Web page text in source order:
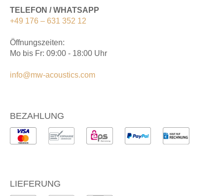
TELEFON / WHATSAPP
+49 176 – 631 352 12
Öffnungszeiten:
Mo bis Fr: 09:00 - 18:00 Uhr
info@mw-acoustics.com
BEZAHLUNG
LIEFERUNG